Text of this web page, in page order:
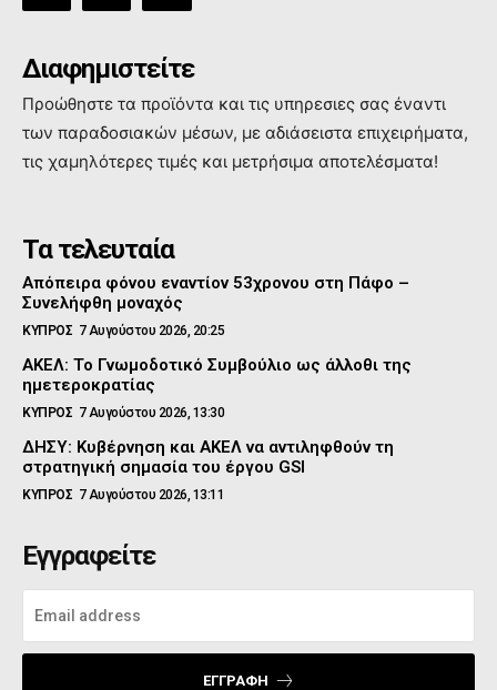
Διαφημιστείτε
Προώθηστε τα προϊόντα και τις υπηρεσιες σας έναντι
των παραδοσιακών μέσων, με αδιάσειστα επιχειρήματα,
τις χαμηλότερες τιμές και μετρήσιμα αποτελέσματα!
Τα τελευταία
Απόπειρα φόνου εναντίον 53χρονου στη Πάφο –
Συνελήφθη μοναχός
ΚΥΠΡΟΣ 7 Αυγούστου 2026, 20:25
ΑΚΕΛ: Το Γνωμοδοτικό Συμβούλιο ως άλλοθι της
ημετεροκρατίας
ΚΥΠΡΟΣ 7 Αυγούστου 2026, 13:30
ΔΗΣΥ: Κυβέρνηση και ΑΚΕΛ να αντιληφθούν τη
στρατηγική σημασία του έργου GSI
ΚΥΠΡΟΣ 7 Αυγούστου 2026, 13:11
Εγγραφείτε
ΕΓΓΡΑΦΉ